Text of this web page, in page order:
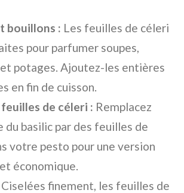
bouillons : Les feuilles de céleri
pour parfumer soupes,
potages. Ajoutez-les entières
en fin de cuisson.
de céleri : Remplacez
du basilic par des feuilles de
votre pesto pour une version
économique.
Ciselées finement, les feuilles de